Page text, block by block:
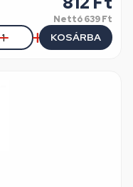
Nettó639 Ft
KOSÁRBA